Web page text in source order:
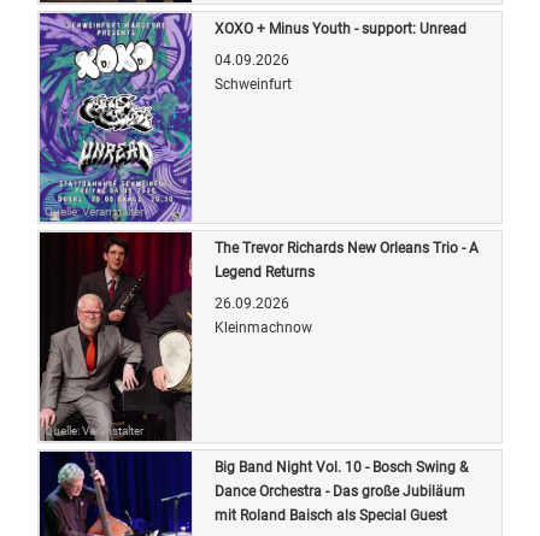
Quelle: Veranstalter
XOXO + Minus Youth - support: Unread
04.09.2026
Schweinfurt
Quelle: Veranstalter
The Trevor Richards New Orleans Trio - A
Legend Returns
26.09.2026
Kleinmachnow
Big Band Night Vol. 10 - Bosch Swing &
Dance Orchestra - Das große Jubiläum
mit Roland Baisch als Special Guest